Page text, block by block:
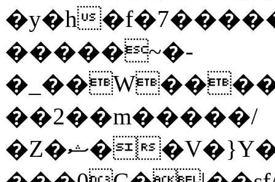
�y�h
�����~�-
��2��m�����/
�Z�ޝ��V�}Y�I�ծ�O�����S��]z��w��7�޷�����h���u��7w.ϻ���8X��ͮ�����W�dm�Jߜ��q/>?